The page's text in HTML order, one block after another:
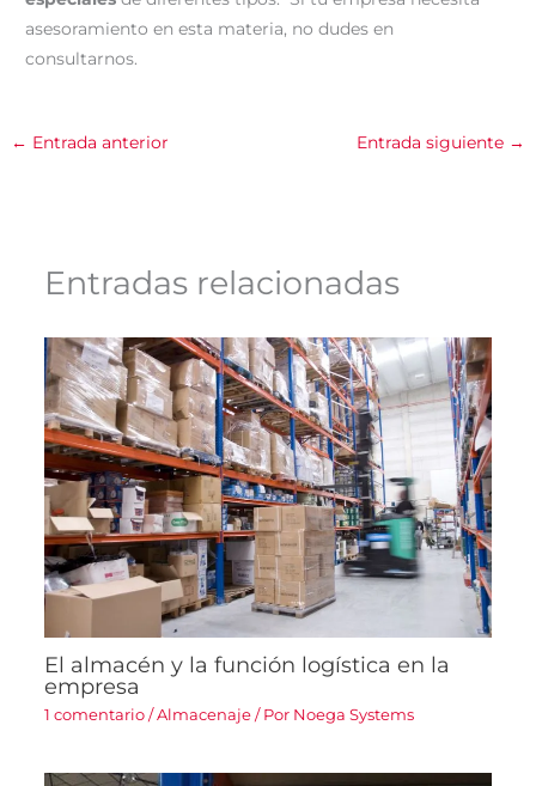
asesoramiento en esta materia, no dudes en
consultarnos.
← Entrada anterior Entrada siguiente →
Entradas relacionadas
El almacén y la función logística en la
empresa
1 comentario /Almacenaje/ Por Noega Systems